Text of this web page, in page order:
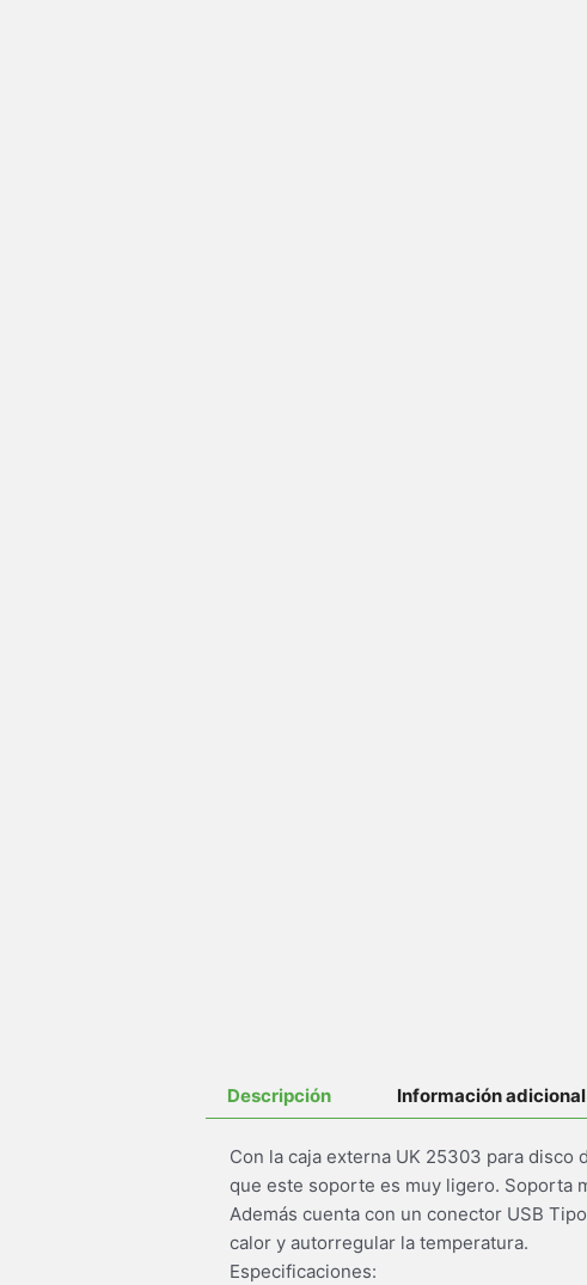
Descripción Información adicional
Con la caja externa UK 25303 para
que este soporte es muy ligero. Soporta
Además cuenta con un conector USB
calor y autorregular la temperatura.
Especificaciones: